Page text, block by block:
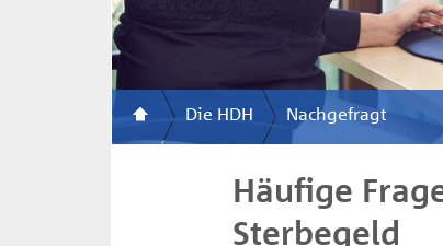
Die HDH Nachgefragt
Häufige
Sterbegeld